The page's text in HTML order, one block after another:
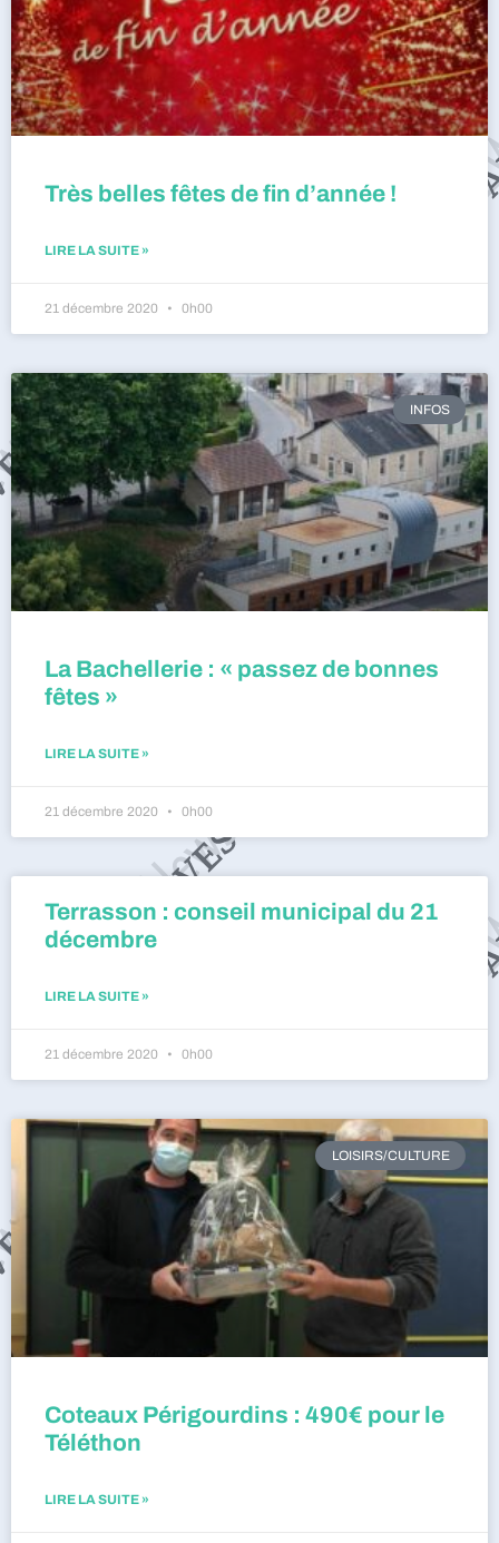
Très belles fêtes de fin d’année !
LIRE LA SUITE »
21 décembre 2020 0h00
INFOS
La Bachellerie : « passez de bonnes
fêtes »
LIRE LA SUITE »
21 décembre 2020 0h00
Terrasson : conseil municipal du 21
décembre
LIRE LA SUITE »
21 décembre 2020 0h00
LOISIRS/CULTURE
Coteaux Périgourdins : 490€ pour le
Téléthon
LIRE LA SUITE »